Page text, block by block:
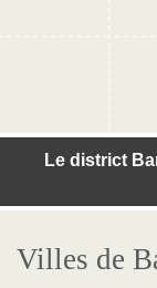
Le district
Villes de